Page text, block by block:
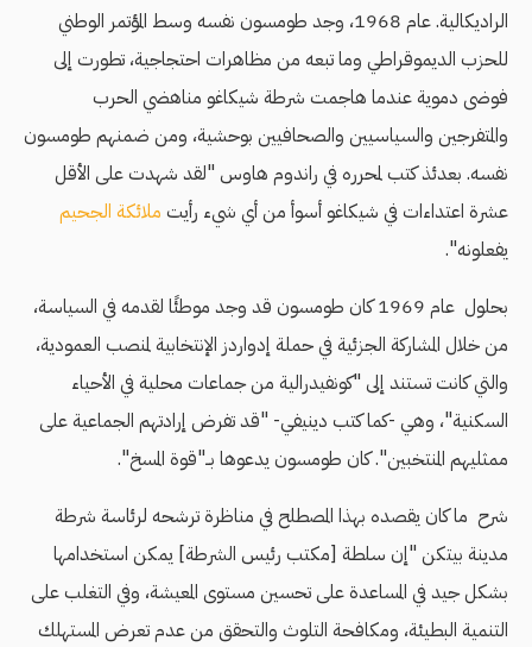
الراديكالية. عام 1968، وجد طومسون نفسه وسط المؤتمر الوطني
للحزب الديموقراطي وما تبعه من مظاهرات احتجاجية، تطورت إلى
فوضى دموية عندما هاجمت شرطة شيكاغو مناهضي الحرب
والمتفرجين والسياسيين والصحافيين بوحشية، ومن ضمنهم طومسون
نفسه. بعدئذ كتب لمحرره في راندوم هاوس "لقد شهدت على الأقل
عشرة اعتداءات في شيكاغو أسوأ من أي شيء رأيت ملائكة الجحيم
يفعلونه".
بحلول عام 1969 كان طومسون قد وجد موطئًا لقدمه في السياسة،
من خلال المشاركة الجزئية في حملة إدواردز الإنتخابية لمنصب العمودية،
والتي كانت تستند إلى "كونفيدرالية من جماعات محلية في الأحياء
السكنية"، وهي -كما كتب دينيفي- "قد تفرض إرادتهم الجماعية على
ممثليهم المنتخبين". كان طومسون يدعوها بــ"قوة المسخ".
شرح ما كان يقصده بهذا المصطلح في مناظرة ترشحه لرئاسة شرطة
مدينة بيتكن "إن سلطة [مكتب رئيس الشرطة] يمكن استخدامها
بشكل جيد في المساعدة على تحسين مستوى المعيشة، وفي التغلب على
التنمية البطيئة، ومكافحة التلوث والتحقق من عدم تعرض المستهلك